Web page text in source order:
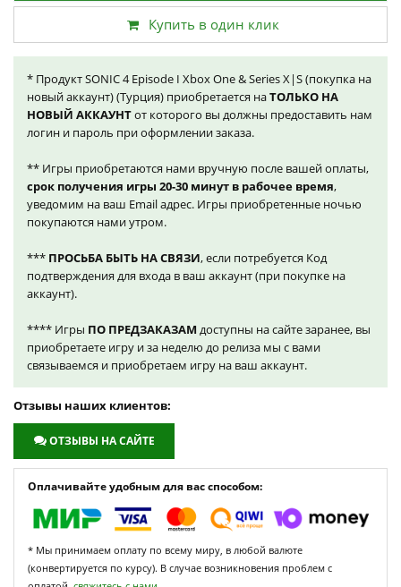
Купить в один клик
* Продукт SONIC 4 Episode I Xbox One & Series X|S (покупка на
новый аккаунт) (Турция) приобретается наТОЛЬКО НА
НОВЫЙ АККАУНТот которого вы должны предоставить нам
логин и пароль при оформлении заказа.
** Игры приобретаются нами вручную после вашей оплаты,
срок получения игры 20-30 минут в рабочее время,
уведомим на ваш Email адрес. Игры приобретенные ночью
покупаются нами утром.
*** ПРОСЬБА БЫТЬ НА СВЯЗИ, если потребуется Код
подтверждения для входа в ваш аккаунт (при покупке на
аккаунт).
**** Игры ПО ПРЕДЗАКАЗАМ доступны на сайте заранее, вы
приобретаете игру и за неделю до релиза мы с вами
связываемся и приобретаем игру на ваш аккаунт.
Отзывы наших клиентов:
ОТЗЫВЫ НА САЙТЕ
Оплачивайте удобным для вас способом:
* Мы принимаем оплату по всему миру, в любой валюте
(конвертируется по курсу). В случае возникновения проблем с